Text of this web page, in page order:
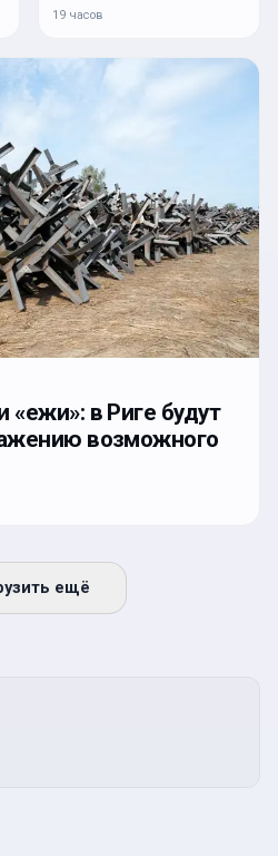
19 часов
«ежи»: в Риге будут
возможного
ещё